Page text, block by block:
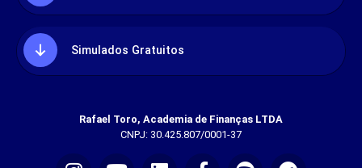
Simulados Gratuitos
Rafael Toro, Academia de Finanças LTDA
CNPJ: 30.425.807/0001-37